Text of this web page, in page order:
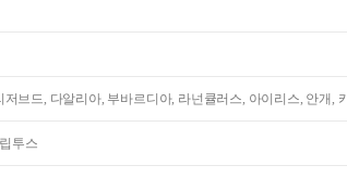
브드, 다알리아, 부바르디아, 라넌큘러스, 아이리스, 안개,
투스